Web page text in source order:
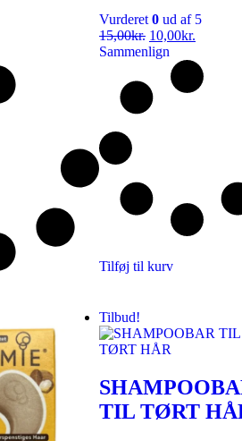
Vurderet 0 ud af 5
15,00kr. 10,00kr.
Sammenlign
Tilføj til kurv
Tilbud!
TIL TØRT